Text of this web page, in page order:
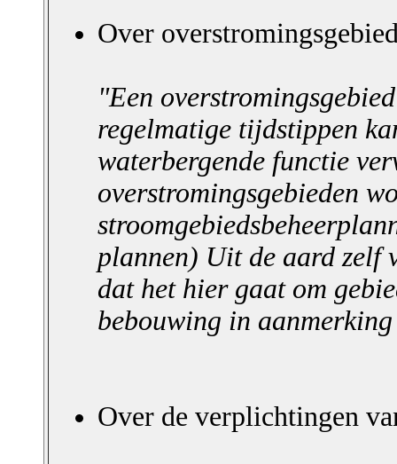
Over
"Een
regelmatige tijdstippen
waterbergende functie
overstromingsgebieden
plannen) Uit de aard zelf
dat het hier gaat om
bebouwing in
Over de verplichtingen